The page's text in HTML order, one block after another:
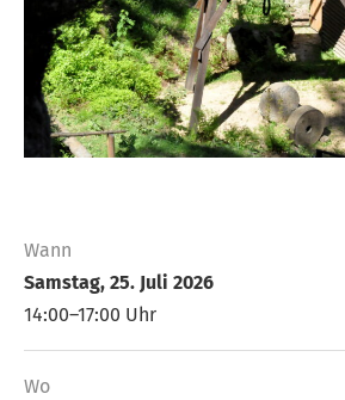
Wann
Samstag, 25. Juli 2026
14:00–17:00 Uhr
Wo